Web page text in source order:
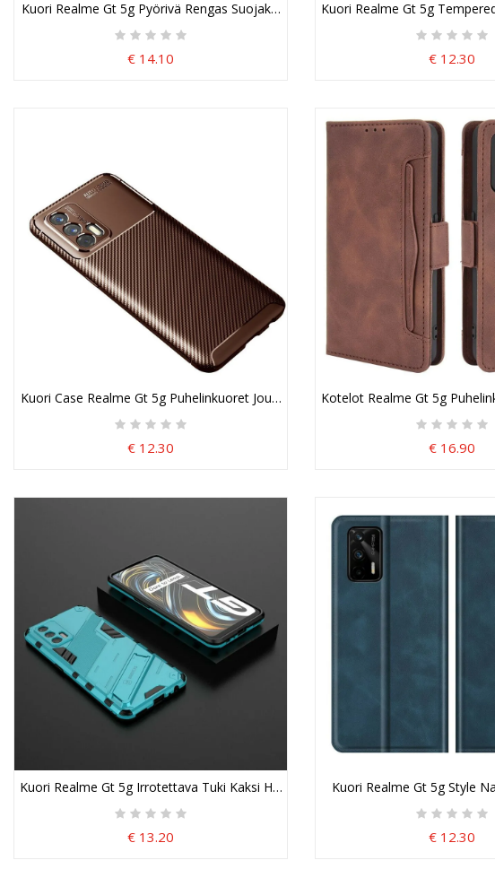
Kuori Realme Gt 5g Pyörivä Rengas Suojakuori
€ 14.10
Kuori Realme Gt 5g
€ 12.30
Kuori Case Realme Gt 5g Puhelinkuoret Joustava Hiilikuiturakenne
€ 12.30
Kotelot Realme Gt 5g
€ 16.90
Kuori Realme Gt 5g Irrotettava Tuki Kaksi Handsfree-Asentoa Suojakuori
€ 13.20
Kuori Realme Gt 5g Style
€ 12.30